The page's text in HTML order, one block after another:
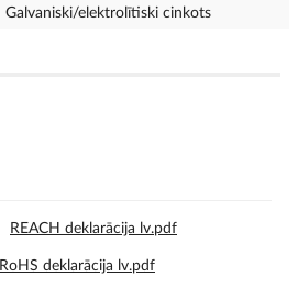
Galvaniski/elektrolītiski cinkots
REACH deklarācija lv.pdf
RoHS deklarācija lv.pdf